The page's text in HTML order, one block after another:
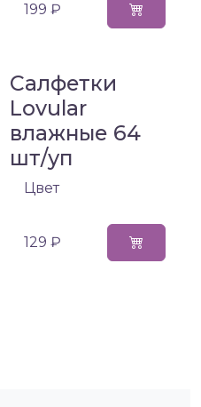
199 ₽
Салфетки
Lovular
влажные 64
шт/уп
Цвет
129 ₽